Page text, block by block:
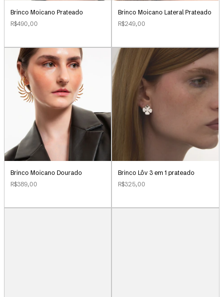
Brinco Moicano Prateado
R$490,00
Brinco Moicano Lateral Prateado
R$249,00
Brinco Moicano Dourado
R$389,00
Brinco Lôv 3 em 1 prateado
R$325,00